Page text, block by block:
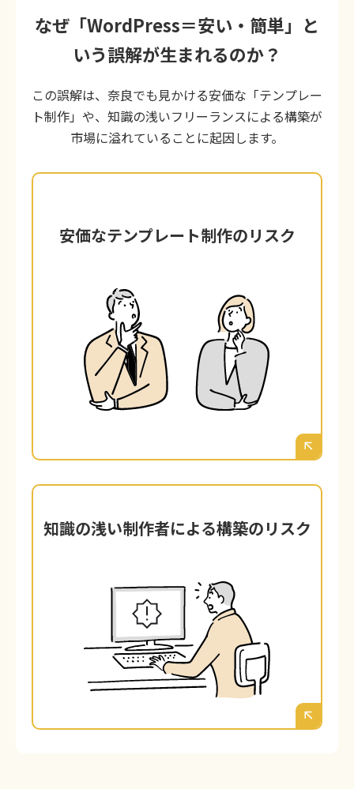
なぜ「WordPress＝安い・簡単」と
いう誤解が生まれるのか？
この誤解は、奈良でも見かける安価な「テンプレー
ト制作」や、知識の浅いフリーランスによる構築が
市場に溢れていることに起因します。
安価なテンプレート制作のリスク
数万円で購入できる「デザインテンプレー
ト」をそのまま当てはめるだけの制作で
す。一見きれいに見えますが、奈良の競合
他社とデザインが酷似したり、不要な機能
が多すぎてサイトが重くなったり、カスタ
マイズが一切できず、結局「安物買いの銭
知識の浅い制作者による構築のリスク
知識の浅い制作者による構築のリスク
WordPressのインストール自体は簡単で
す。しかし、その裏側にあるセキュリテ
ィ、サーバー、データベース、SEOの専門
知識を持たないまま構築されたサイトは、
多くの爆弾を抱えているのと同じです。